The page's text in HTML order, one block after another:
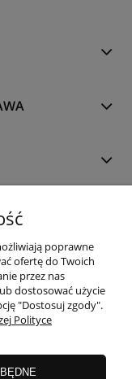
poprawne
ofertę do Twoich
przez nas
dostosować użycie
"Dostosuj zgody".
Polityce